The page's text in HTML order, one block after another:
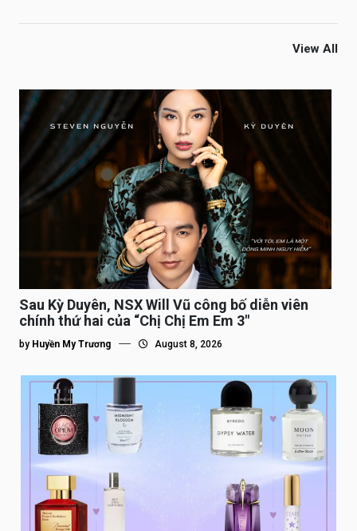
View All
Sau Kỳ Duyên, NSX Will Vũ công bố diễn viên
chính thứ hai của “Chị Chị Em Em 3″
by Huyền My Trương August 8, 2026